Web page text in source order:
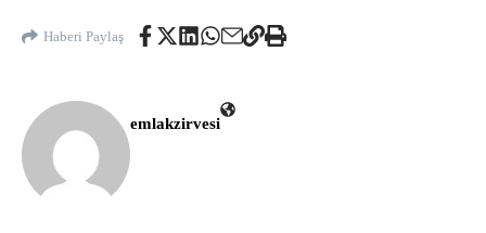
Haberi Paylaş
emlakzirvesi